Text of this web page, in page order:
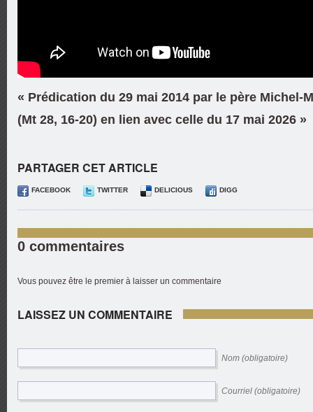
« Prédication du 29 mai 2014 par le père Michel-
(Mt 28, 16-20) en lien avec celle du 17 mai 2026 »
PARTAGER CET ARTICLE
FACEBOOK TWITTER DELICIOUS DIGG
0 commentaires
Vous pouvez être le premier à laisser un commentaire
LAISSEZ UN COMMENTAIRE
Nom (obligatoire)
Courriel (obligatoire)